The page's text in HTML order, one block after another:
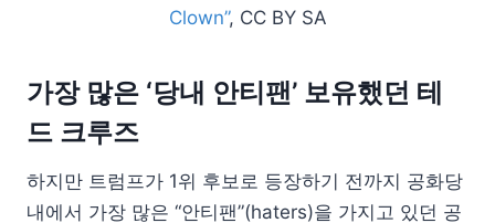
Clown”, CC BY SA
가장 많은 ‘당내 안티팬’ 보유했던 테
드 크루즈
하지만 트럼프가 1위 후보로 등장하기 전까지 공화당
내에서 가장 많은 “안티팬”(haters)을 가지고 있던 공